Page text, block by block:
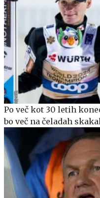
Po več kot 30 letih
bo več na čeladah